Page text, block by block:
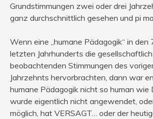
Grundstimmungen zwei oder drei
ganz durchschnittlich gesehen und pi
Wenn eine „humane Pädagogik“ in den
letzten Jahrhunderts die
beobachtenden Stimmungen des
Jahrzehnts hervorbrachten, dann war
humane Pädagogik nicht so human wie
wurde eigentlich nicht angewendet,
möglich, hat VERSAGT… oder der